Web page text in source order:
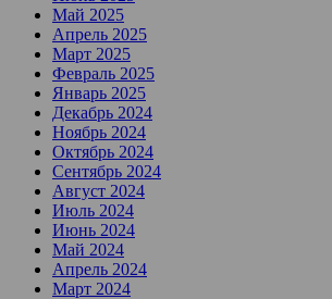
Май 2025
Апрель 2025
Март 2025
Февраль 2025
Январь 2025
Декабрь 2024
Ноябрь 2024
Октябрь 2024
Сентябрь 2024
Август 2024
Июль 2024
Июнь 2024
Май 2024
Апрель 2024
Март 2024